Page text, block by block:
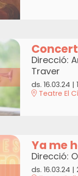
Direcció:
Traver
ds. 16.03.24 |
Teatre El
Ya me
Direcció:
ds. 16.03.24 |